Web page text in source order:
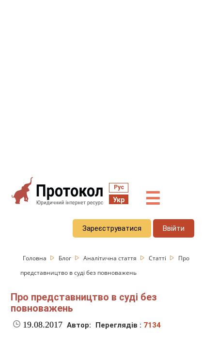
Рус
Укр ☰
Зареєструватися Ввійти
Головна Блог Аналітична стаття Статті
Про
представництво в суді без повноважень
Про представництво в суді без
повноважень
19.08.2017 Автор: Переглядів : 7134